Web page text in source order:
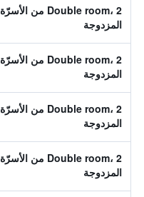
Double room، 2 من الأسرّة
المزدوجة
Double room، 2 من الأسرّة
المزدوجة
Double room، 2 من الأسرّة
المزدوجة
Double room، 2 من الأسرّة
المزدوجة